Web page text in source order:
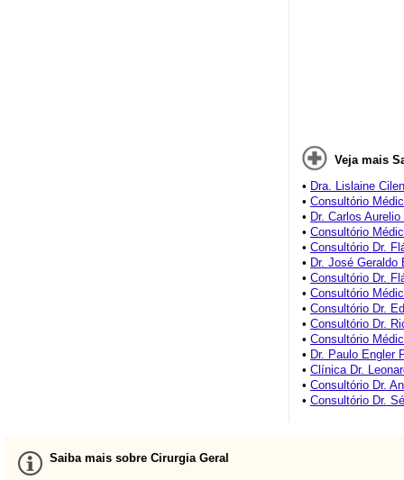
Veja mais
• Dra. Lislaine
• Consultório
• Dr. Carlos
• Consultório
• Consultório Dr.
• Dr. José Geraldo
• Consultório Dr.
• Consultório
• Consultório Dr.
• Consultório Dr.
• Consultório
• Dr. Paulo Engler
• Clínica Dr.
• Consultório Dr.
• Consultório Dr.
Saiba mais sobre Cirurgia Geral